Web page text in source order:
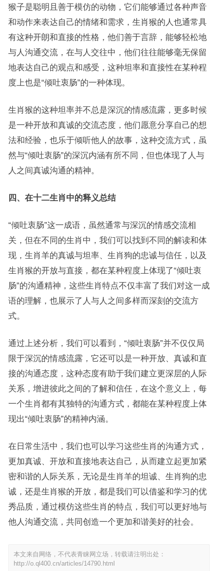
猴子是聪明且善于模仿的动物，它们能够通过各种声音
和动作来表达自己的情绪和需求，生肖猴的人也通常具
有这种开朗和直接的性格，他们善于言辞，能够轻松地
与人沟通交流，在与人交往中，他们往往能够毫无保留
地表达自己的观点和感受，这种坦率和直接性在某种程
度上也是“倾吐衷肠”的一种体现。
生肖猴的这种坦率并不总是深沉的情感流露，更多时候
是一种开放和真诚的交流态度，他们愿意分享自己的想
法和经验，也乐于倾听他人的故事，这种交流方式，虽
然与“倾吐衷肠”的深沉内涵有所不同，但也体现了人与
人之间真诚沟通的精神。
四、在十二生肖中的释义总结
“倾吐衷肠”这一成语，虽然通常与深沉的情感交流相
关，但在不同的生肖中，我们可以找到不同的解读和体
现，生肖羊的真诚与坦率、生肖狗的忠诚与信任，以及
生肖猴的开放与直接，都在某种程度上体现了“倾吐衷
肠”的沟通精神，这些生肖特点不仅丰富了我们对这一成
语的理解，也展示了人与人之间多样而深刻的交流方
式。
通过上述分析，我们可以看到，“倾吐衷肠”并不仅仅局
限于深沉的情感流露，它还可以是一种开放、真诚和直
接的沟通态度，这种态度有助于我们建立更深层的人际
关系，增进彼此之间的了解和信任，在这个意义上，每
一个生肖都有其独特的沟通方式，都能在某种程度上体
现出“倾吐衷肠”的精神内涵。
在日常生活中，我们也可以学习这些生肖的沟通方式，
更加真诚、开放和直接地表达自己，从而建立起更加紧
密和谐的人际关系，无论是生肖羊的坦诚、生肖狗的忠
诚，还是生肖猴的开放，都是我们可以借鉴和学习的优
秀品质，通过模仿这些生肖的特点，我们可以更好地与
他人沟通交流，共同创造一个更加和谐美好的社会。
本文来自网络，不代表青睐网立场，转载请注明出处：
http://o.ql400.cn/articles/14790.html